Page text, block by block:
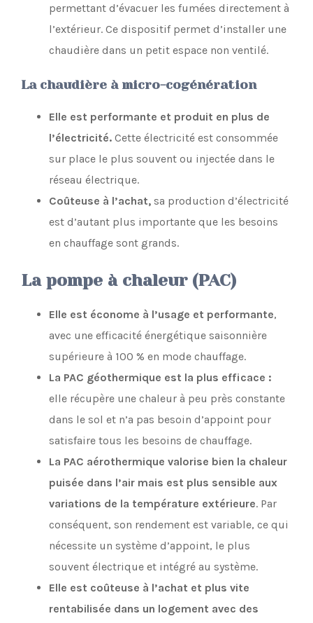
permettant d’évacuer les fumées directement à
l’extérieur. Ce dispositif permet d’installer une
chaudière dans un petit espace non ventilé.
La chaudière à micro-cogénération
Elle est performante et produit en plus de
l’électricité. Cette électricité est consommée
sur place le plus souvent ou injectée dans le
réseau électrique.
Coûteuse à l’achat, sa production d’électricité
est d’autant plus importante que les besoins
en chauffage sont grands.
La pompe à chaleur (PAC)
Elle est économe à l’usage et performante,
avec une efficacité énergétique saisonnière
supérieure à 100 % en mode chauffage.
La PAC géothermique est la plus efficace :
elle récupère une chaleur à peu près constante
dans le sol et n’a pas besoin d’appoint pour
satisfaire tous les besoins de chauffage.
La PAC aérothermique valorise bien la chaleur
puisée dans l’air mais est plus sensible aux
variations de la température extérieure. Par
conséquent, son rendement est variable, ce qui
nécessite un système d’appoint, le plus
souvent électrique et intégré au système.
Elle est coûteuse à l’achat et plus vite
rentabilisée dans un logement avec des